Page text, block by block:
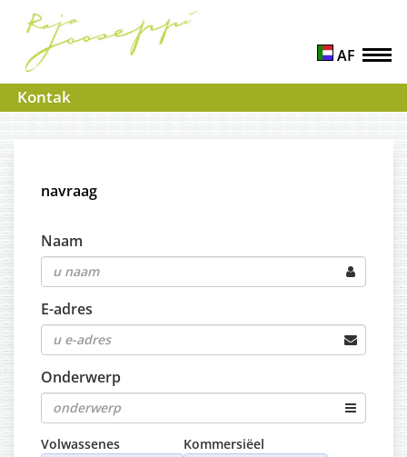
AF
Kontak
navraag
Naam
E-adres
Onderwerp
Volwassenes Kommersiëel